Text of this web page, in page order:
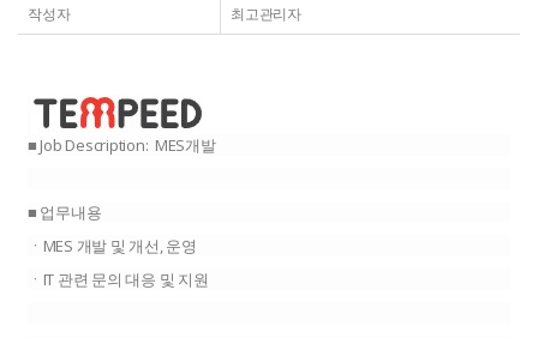
작성자 최고관리자
■ Job Description: MES개발
■ 업무내용
ㆍMES 개발 및 개선, 운영
ㆍIT 관련 문의 대응 및 지원